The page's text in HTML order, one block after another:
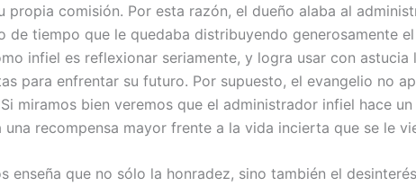
propia comisión. Por esta razón, el dueño alaba al
de tiempo que le quedaba distribuyendo generosamente
infiel es reflexionar seriamente, y logra usar con
para enfrentar su futuro. Por supuesto, el evangelio no
miramos bien veremos que el administrador infiel hace
una recompensa mayor frente a la vida incierta que se le
enseña que no sólo la honradez, sino también el